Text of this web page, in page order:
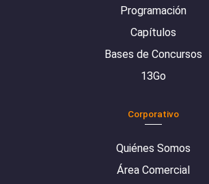
Programación
Capítulos
Bases de Concursos
13Go
Corporativo
Quiénes Somos
Área Comercial